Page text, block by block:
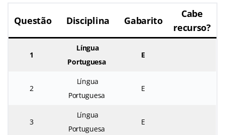
Questão Disciplina Gabarito
Cabe
recurso?
1
Língua
Portuguesa
E
2
Língua
Portuguesa
E
3
Língua
Portuguesa
E